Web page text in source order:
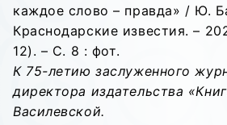
каждое слово – правда» / Ю.
Краснодарские известия. –
12). – С. 8 : фот.
К 75-летию заслуженного
директора издательства
Василевской.